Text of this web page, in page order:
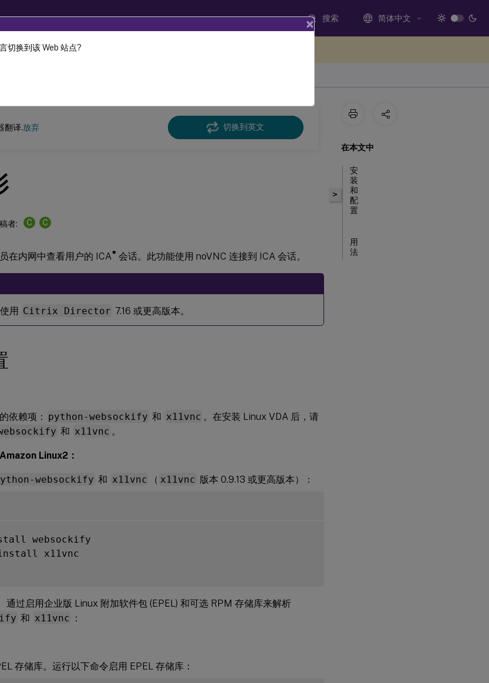
搜索 简体中文
翻译.放弃 切换到英文
者: C C
在内网中查看用户的 ICA® 会话。此功能使用 noVNC 连接到 ICA 会话。
用 Citrix Director 7.16 或更高版本。
依赖项： python-websockify 和 x11vnc 。在安装 Linux VDA 后，请
和 x11vnc 。
Linux2：
websockify 和 x11vnc （ x11vnc 版本 0.9.13 或更高版本）：
x11vnc
通过启用企业版 Linux 附加软件包 (EPEL) 和可选 RPM 存储库来解析
和 x11vnc ：
存储库。运行以下命令启用 EPEL 存储库：
>
在本文中
安
装
和
配
置
用
法
×
切换到该 Web 站点?